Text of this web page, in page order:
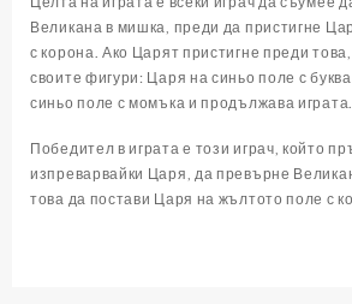
Великана в мишка, преди да пристигне
с корона. Ако Царят пристигне преди
своите фигури: Царя на синьо поле с
синьо поле с момъка и продължава играта.
Победител в играта е този играч, който
изпреварвайки Царя, да превърне
това да постави Царя на жълтото поле с